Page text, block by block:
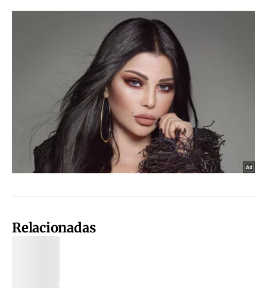
Relacionadas